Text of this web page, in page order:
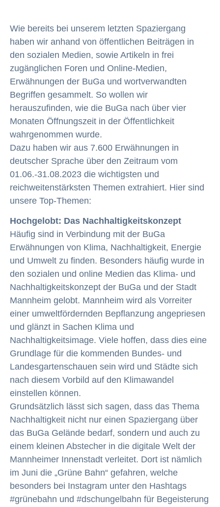
Wie bereits bei unserem letzten Spaziergang
haben wir anhand von öffentlichen Beiträgen in
den sozialen Medien, sowie Artikeln in frei
zugänglichen Foren und Online-Medien,
Erwähnungen der BuGa und wortverwandten
Begriffen gesammelt. So wollen wir
herauszufinden, wie die BuGa nach über vier
Monaten Öffnungszeit in der Öffentlichkeit
wahrgenommen wurde.
Dazu haben wir aus 7.600 Erwähnungen in
deutscher Sprache über den Zeitraum vom
01.06.-31.08.2023 die wichtigsten und
reichweitenstärksten Themen extrahiert. Hier sind
unsere Top-Themen:
Hochgelobt: Das Nachhaltigkeitskonzept
Häufig sind in Verbindung mit der BuGa
Erwähnungen von Klima, Nachhaltigkeit, Energie
und Umwelt zu finden. Besonders häufig wurde in
den sozialen und online Medien das Klima- und
Nachhaltigkeitskonzept der BuGa und der Stadt
Mannheim gelobt. Mannheim wird als Vorreiter
einer umweltfördernden Bepflanzung angepriesen
und glänzt in Sachen Klima und
Nachhaltigkeitsimage. Viele hoffen, dass dies eine
Grundlage für die kommenden Bundes- und
Landesgartenschauen sein wird und Städte sich
nach diesem Vorbild auf den Klimawandel
einstellen können.
Grundsätzlich lässt sich sagen, dass das Thema
Nachhaltigkeit nicht nur einen Spaziergang über
das BuGa Gelände bedarf, sondern und auch zu
einem kleinen Abstecher in die digitale Welt der
Mannheimer Innenstadt verleitet. Dort ist nämlich
im Juni die „Grüne Bahn“ gefahren, welche
besonders bei Instagram unter den Hashtags
#grünebahn und #dschungelbahn für Begeisterung